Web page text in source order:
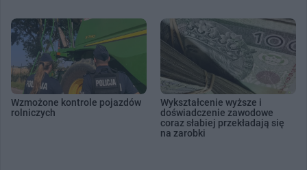
Wzmożone kontrole pojazdów
rolniczych
Wykształcenie wyższe i
doświadczenie zawodowe
coraz słabiej przekładają się
na zarobki